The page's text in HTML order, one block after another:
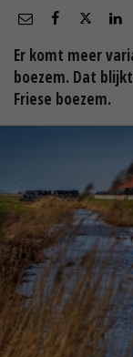
Er komt meer
boezem. Dat
Friese boezem.